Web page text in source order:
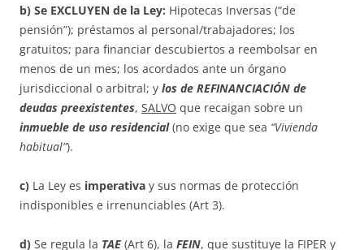
b) Se EXCLUYEN de la Ley: Hipotecas Inversas (“de
pensión”); préstamos al personal/trabajadores; los
gratuitos; para financiar descubiertos a reembolsar en
menos de un mes; los acordados ante un órgano
jurisdiccional o arbitral; y los de REFINANCIACIÓN de
deudas preexistentes, SALVO que recaigan sobre un
inmueble de uso residencial(no exige que sea “Vivienda
habitual”).
c) La Ley es imperativa y sus normas de protección
indisponibles e irrenunciables (Art 3).
d) Se regula la TAE (Art 6), la FEIN, que sustituye la FIPER y